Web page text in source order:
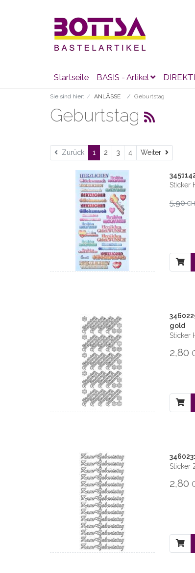
Startseite BASIS - Artikel
Sie sind hier: ANLÄSSE Geburtstag
Geburtstag
Zurück 1 2 3 4 Weiter Weiter
Sticker
5,90
gold
Sticker
2,80
Sticker
2,80